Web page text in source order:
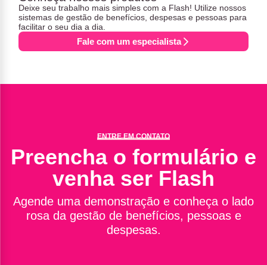
Deixe seu trabalho mais simples com a Flash! Utilize nossos
sistemas de gestão de benefícios, despesas e pessoas para
facilitar o seu dia a dia.
Fale com um especialista
ENTRE EM CONTATO
Preencha o formulário e
venha ser Flash
Agende uma demonstração e conheça o lado
rosa da gestão de benefícios, pessoas e
despesas.